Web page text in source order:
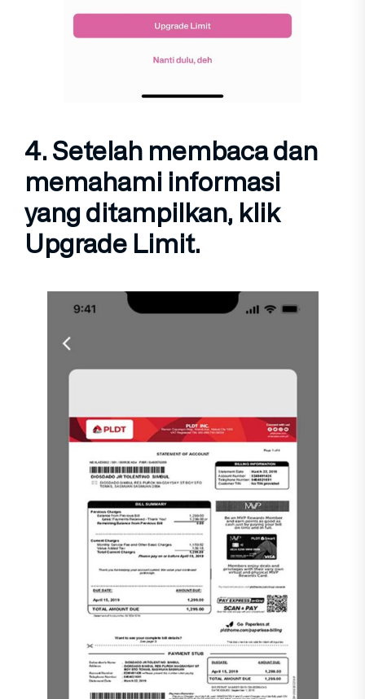
4. Setelah membaca dan
memahami informasi
yang ditampilkan, klik
Upgrade Limit.